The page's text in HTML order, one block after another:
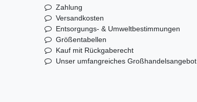
Zahlung
Versandkosten
Entsorgungs- & Umweltbestimmungen
Größentabellen
Kauf mit Rückgaberecht
Unser umfangreiches Großhandelsangebot